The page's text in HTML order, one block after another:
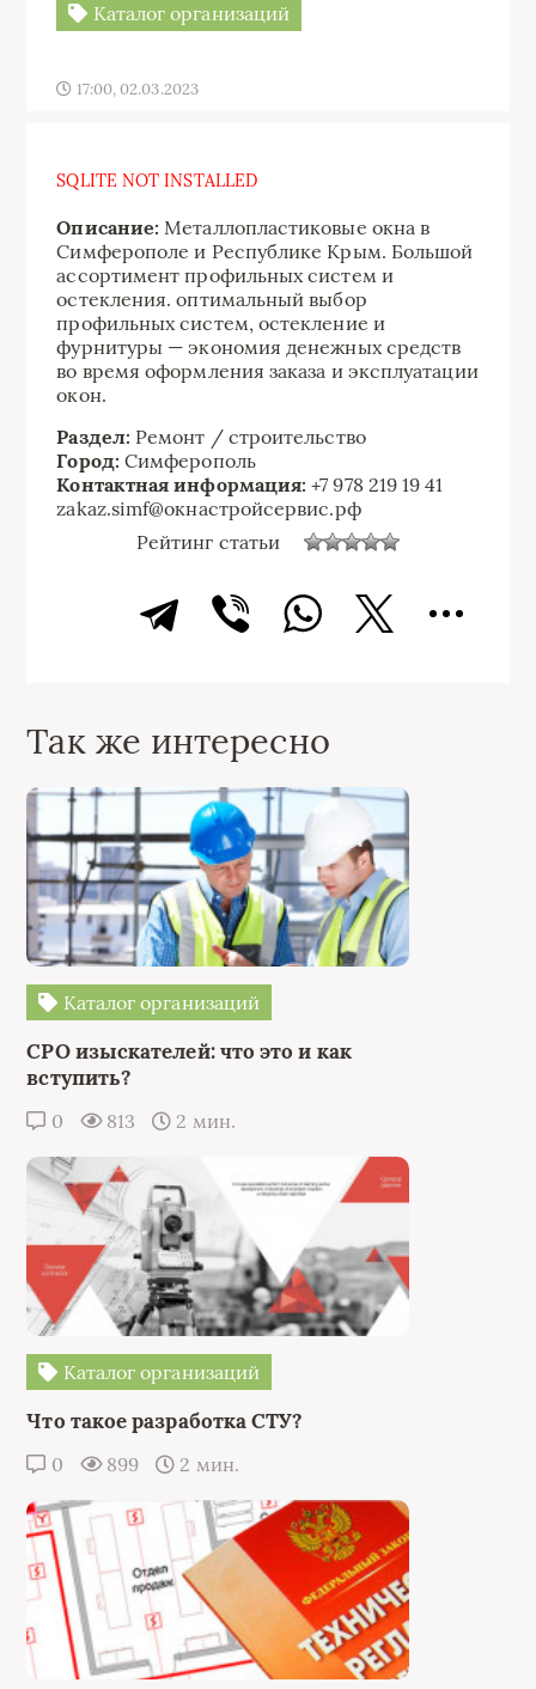
Каталог организаций
17:00, 02.03.2023
SQLITE NOT INSTALLED
Описание:Металлопластиковые окна в
Симферополе и Республике Крым. Большой
ассортимент профильных систем и
остекления. оптимальный выбор
профильных систем, остекление и
фурнитуры — экономия денежных средств
во время оформления заказа и эксплуатации
окон.
Раздел: Ремонт / строительство
Город: Симферополь
Контактная информация:+7 978 219 19 41
zakaz.simf@окнастройсервис.рф
Рейтинг статьи
Так же интересно
Каталог организаций
СРО изыскателей: что это и как
вступить?
0 813 2 мин.
Каталог организаций
Что такое разработка СТУ?
0 899 2 мин.